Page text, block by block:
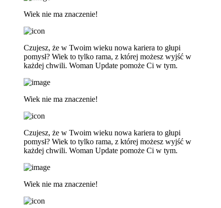
Wiek nie ma znaczenie!
Czujesz, że w Twoim wieku nowa kariera to głupi
pomysł? Wiek to tylko rama, z której możesz wyjść w
każdej chwili. Woman Update pomoże Ci w tym.
Wiek nie ma znaczenie!
Czujesz, że w Twoim wieku nowa kariera to głupi
pomysł? Wiek to tylko rama, z której możesz wyjść w
każdej chwili. Woman Update pomoże Ci w tym.
Wiek nie ma znaczenie!